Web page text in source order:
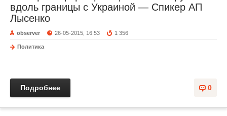
вдоль границы с Украиной — Спикер АП
Лысенко
observer 26-05-2015, 16:53 1 356
Политика
0
Подробнее